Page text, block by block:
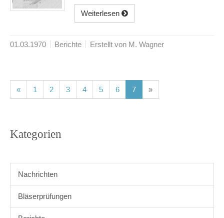
Weiterlesen
01.03.1970 Berichte Erstellt von M. Wagner
« 1 (current)
2(current)
3(current)
4(current)
5(current)
6(current)
7(current)
»
Kategorien
Nachrichten
Bläserprüfungen